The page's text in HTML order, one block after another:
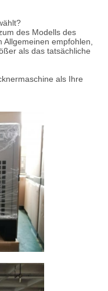
des Modells des
Allgemeinen empfohlen,
als das tatsächliche
als Ihre